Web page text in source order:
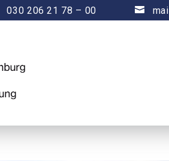
030 206 21 78 – 00 